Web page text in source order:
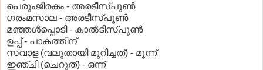
പെരുംജീരകം - അരടീസ്‌പൂണ്‍
ഗരംമസാല - അരടീസ്‌പൂണ്‍
മഞ്ഞള്‍പ്പൊടി - കാല്‍ടീസ്‌പൂണ്‍
ഉപ്പ്‌ - പാകത്തിന്‌
സവാള (വലുതായി മുറിച്ചത്‌) - മൂന്ന്‌
ഇഞ്ചി (ചെറുത്‌) - ഒന്ന്‌